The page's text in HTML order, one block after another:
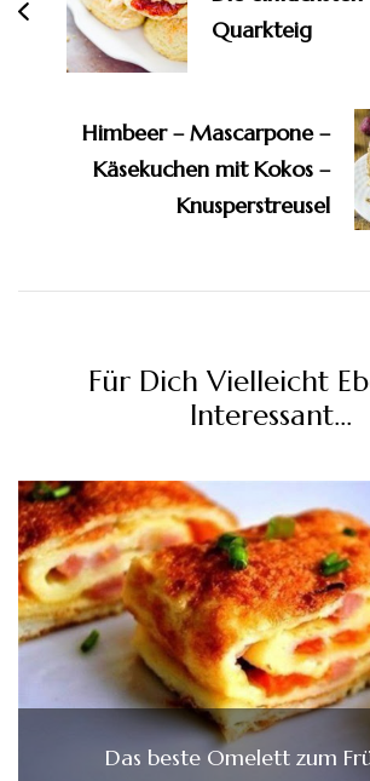
Quarkteig
Himbeer – Mascarpone –
Käsekuchen mit Kokos –
Knusperstreusel
Für Dich Vielleicht
Interessant...
Das beste Omelett zum